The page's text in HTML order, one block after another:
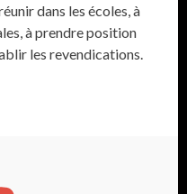
dans les écoles, à
à prendre position
les revendications.